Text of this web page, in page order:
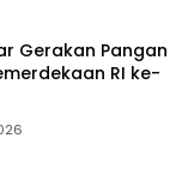
Gerakan Pangan
RI ke-